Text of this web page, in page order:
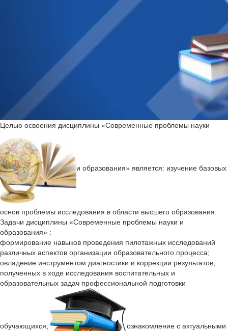
Целью освоения дисциплины «Современные проблемы науки
и образования» является: изучение базовых
основ проблемы исследования в области высшего образования.
Задачи дисциплины «Современные проблемы науки и
образования» :
формирование навыков проведения пилотажных исследований
различных аспектов организации образовательного процесса;
овладение инструментом диагностики и коррекции результатов,
полученных в ходе исследования воспитательных и
образовательных задач профессиональной подготовки
обучающихся; ознакомление с актуальными